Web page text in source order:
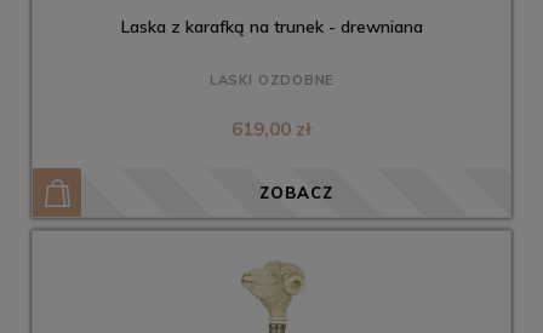
Laska z karafką na trunek - drewniana
LASKI OZDOBNE
619,00 zł
ZOBACZ